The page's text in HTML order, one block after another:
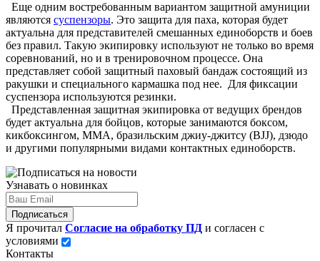
Еще одним востребованным вариантом защитной амуниции
являются суспензоры. Это защита для паха, которая будет
актуальна для представителей смешанных единоборств и боев
без правил. Такую экипировку используют не только во время
соревнований, но и в тренировочном процессе. Она
представляет собой защитный паховый бандаж состоящий из
ракушки и специального кармашка под нее. Для фиксации
суспензора используются резинки.
Представленная защитная экипировка от ведущих брендов
будет актуальна для бойцов, которые занимаются боксом,
кикбоксингом, ММА, бразильским джиу-джитсу (BJJ), дзюдо
и другими популярными видами контактных единоборств.
Узнавать о новинках
Подписаться
Я прочитал Согласие на обработку ПД и согласен с
условиями
Контакты